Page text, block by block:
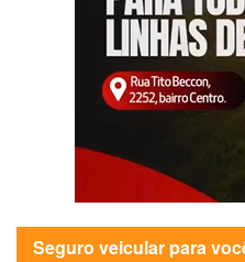
Seguro veicular para